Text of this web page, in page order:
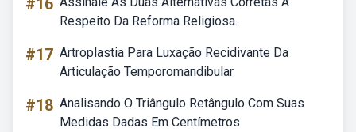
#16
Respeito Da Reforma Religiosa.
#17 Artroplastia Para Luxação Recidivante Da
Articulação Temporomandibular
#18 Analisando O Triângulo Retângulo Com Suas
Medidas Dadas Em Centímetros